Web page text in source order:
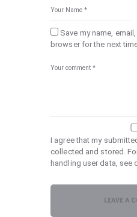
Save my name,
browser for the next
I agree that my
collected and stored.
handling user data, see